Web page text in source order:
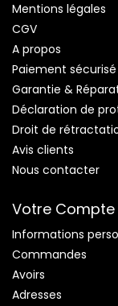
Mentions légales
CGV
A propos
Paiement sécurisé
Garantie &
Déclaration de
Droit de
Avis clients
Nous contacter
Votre Compte
Informations
Commandes
Avoirs
Adresses